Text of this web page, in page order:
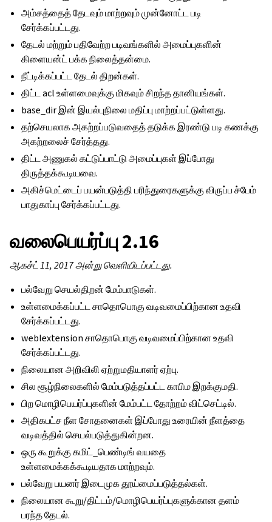
அம்சத்தைத் தேடவும் மாற்றவும் முன்னோட்ட படி
சேர்க்கப்பட்டது.
தேடல் மற்றும் பதிவேற்ற படிவங்களில் அமைப்புகளின்
கிளையன்ட் பக்க நிலைத்தன்மை.
நீட்டிக்கப்பட்ட தேடல் திறன்கள்.
திட்ட acl உள்ளமைவுக்கு மிகவும் சிறந்த தானியங்கள்.
base_dir இன் இயல்புநிலை மதிப்பு மாற்றப்பட்டுள்ளது.
தற்செயலாக அகற்றப்படுவதைத் தடுக்க இரண்டு படி கணக்கு
அகற்றலைச் சேர்த்தது.
திட்ட அணுகல் கட்டுப்பாட்டு அமைப்புகள் இப்போது
திருத்தக்கூடியவை.
அகிச்மெட்டைப் பயன்படுத்தி பரிந்துரைகளுக்கு விருப்ப ச்பேம்
பாதுகாப்பு சேர்க்கப்பட்டது.
வலைபெயர்ப்பு 2.16
ஆகச்ட் 11, 2017 அன்று வெளியிடப்பட்டது.
பல்வேறு செயல்திறன் மேம்பாடுகள்.
உள்ளமைக்கப்பட்ட சாதொபொகு வடிவமைப்பிற்கான உதவி
சேர்க்கப்பட்டது.
weblextension சாதொபொகு வடிவமைப்பிற்கான உதவி
சேர்க்கப்பட்டது.
நிலையான அறிவிலி ஏற்றுமதியாளர் ஏற்பு.
சில சூழ்நிலைகளில் மேம்படுத்தப்பட்ட காபிம இறக்குமதி.
பிற மொழிபெயர்ப்புகளின் மேம்பட்ட தோற்றம் விட்செட்டில்.
அதிகபட்ச நீள சோதனைகள் இப்போது உரையின் நீளத்தை
வடிவத்தில் செயல்படுத்துகின்றன.
ஒரு கூறுக்கு கமிட்_பெண்டிங் வயதை
உள்ளமைக்கக்கூடியதாக மாற்றவும்.
பல்வேறு பயனர் இடைமுக தூய்மைப்படுத்தல்கள்.
நிலையான கூறு/திட்டம்/மொழிபெயர்ப்புகளுக்கான தளம்
பரந்த தேடல்.